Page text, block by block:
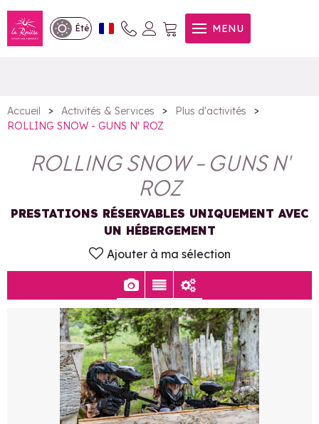
Été MENU
ROLLING SNOW - GUNS N'
ROZ
Accueil > Activités & Services > Plus d'activités
>
ROLLING SNOW - GUNS N' ROZ
ROLLING SNOW - GUNS N'
ROZ
PRESTATIONS RÉSERVABLES UNIQUEMENT AVEC
UN HÉBERGEMENT
Ajouter à ma sélection